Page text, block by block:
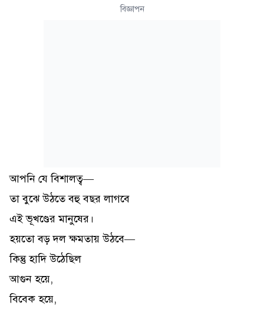
বিজ্ঞাপন
আপনি যে বিশালত্ব—
তা বুঝে উঠতে বহু বছর লাগবে
এই ভূখণ্ডের মানুষের।
হয়তো বড় দল ক্ষমতায় উঠবে—
কিন্তু হাদি উঠেছিল
আগুন হয়ে,
বিবেক হয়ে,